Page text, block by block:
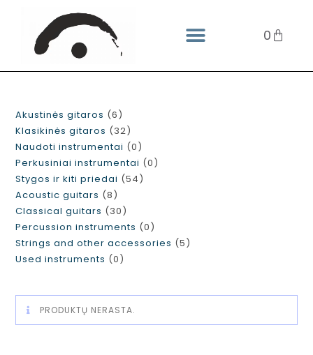
0
Akustinės gitaros
6
Klasikinės gitaros
32
Naudoti instrumentai
0
Perkusiniai instrumentai
0
Stygos ir kiti priedai
54
Acoustic guitars
8
Classical guitars
30
Percussion instruments
0
Strings and other accessories
5
Used instruments
0
PRODUKTŲ NERASTA.